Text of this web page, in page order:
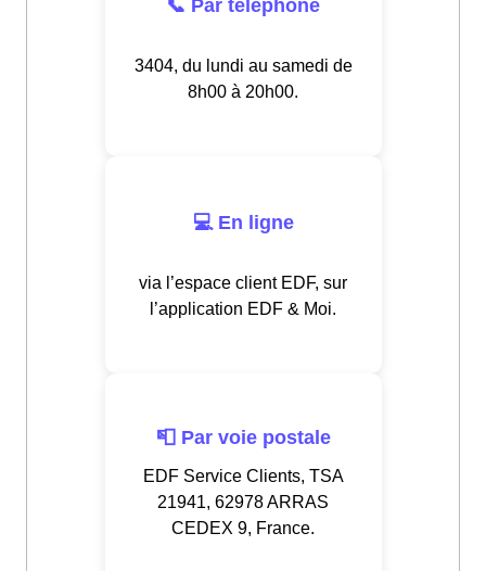
📞 Par téléphone
3404, du lundi au samedi de
8h00 à 20h00.
💻 En ligne
via l’espace client EDF, sur
l’application EDF & Moi.
📮 Par voie postale
EDF Service Clients, TSA
21941, 62978 ARRAS
CEDEX 9, France.